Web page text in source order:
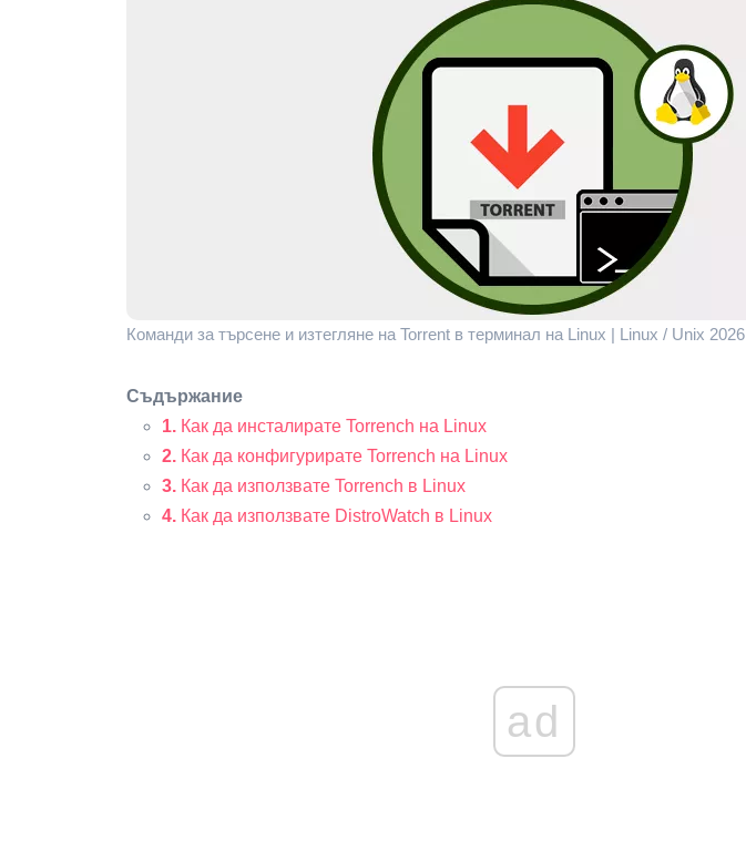
Команди за търсене и изтегляне на Torrent в терминал на Linux | Linux / Unix 2026
Съдържание
1. Как да инсталирате Torrench на Linux
2. Как да конфигурирате Torrench на Linux
3. Как да използвате Torrench в Linux
4. Как да използвате DistroWatch в Linux
ad